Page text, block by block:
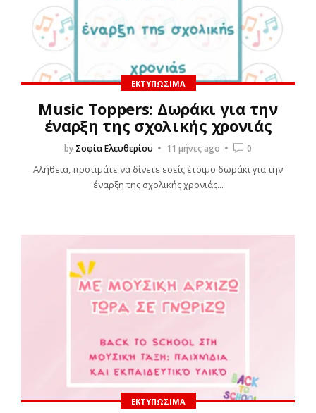
ΕΚΤΥΠΏΣΙΜΑ
Music Toppers: Δωράκι για την
έναρξη της σχολικής χρονιάς
by Σοφία Ελευθερίου 11 μήνες ago 0
Αλήθεια, προτιμάτε να δίνετε εσείς έτοιμο δωράκι για την
έναρξη της σχολικής χρονιάς...
ΕΚΤΥΠΏΣΙΜΑ